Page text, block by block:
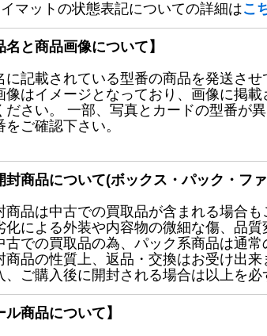
マットの状態表記についての詳細はこ
名と商品画像について】
に記載されている型番の商品を発送させ
像はイメージとなっており、画像に掲
ださい。 一部、写真とカードの型番が
をご確認下さい。
封商品について(ボックス・パック・フ
商品は中古での買取品が含まれる場合も
化による外装や内容物の微細な傷、品質
古での買取品の為、パック系商品は通
商品の性質上、返品・交換はお受け出来
、ご購入後に開封される場合は以上を必
ル商品について】